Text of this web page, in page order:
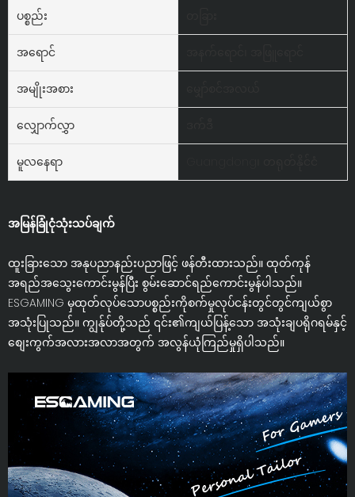
ပစ္စည်း
အရောင်
အမျိုးအစား
လျှောက်လွှာ
မူလနေရာ
အမြန်ခြုံငုံသုံးသပ်ချက်
ထူးခြားသော အနုပညာနည်းပညာဖြင့် ဖန်တီးထားသည်။ ထုတ်ကုန်
အရည်အသွေးကောင်းမွန်ပြီး စွမ်းဆောင်ရည်ကောင်းမွန်ပါသည်။
ESGAMING မှထုတ်လုပ်သောပစ္စည်းကိုစက်မှုလုပ်ငန်းတွင်တွင်ကျယ်စွာ
အသုံးပြုသည်။ ကျွန်ုပ်တို့သည် ၎င်း၏ကျယ်ပြန့်သော အသုံးချပရိုဂရမ်နှင့်
စျေးကွက်အလားအလာအတွက် အလွန်ယုံကြည်မှုရှိပါသည်။